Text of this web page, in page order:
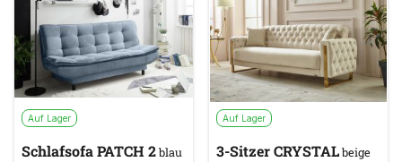
Auf Lager
Schlafsofa PATCH 2blau
Auf Lager
3-Sitzer CRYSTALbeige